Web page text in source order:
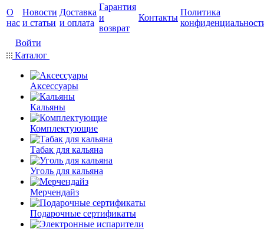
О
нас
Новости
и статьи
Доставка
и оплата
Гарантия
и
возврат
Контакты
Политика
Войти
Каталог
Аксессуары
Кальяны
Комплектующие
Табак для кальяна
Уголь для кальяна
Мерчендайз
Подарочные сертификаты